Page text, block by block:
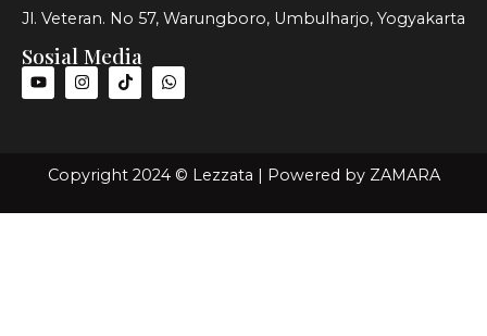
Jl. Veteran. No 57, Warungboro, Umbulharjo, Yogyakarta
Sosial Media
Copyright 2024 © Lezzata | Powered by ZAMARA